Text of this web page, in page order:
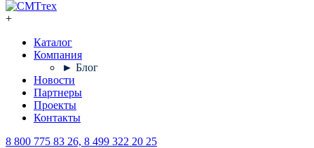
+
Каталог
Компания
► Блог
Новости
Партнеры
Проекты
Контакты
8 800 775 83 26, 8 499 322 20 25